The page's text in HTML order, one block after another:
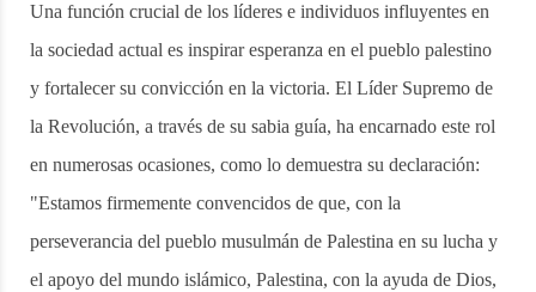
Una función crucial de los líderes e individuos influyentes en
la sociedad actual es inspirar esperanza en el pueblo palestino
y fortalecer su convicción en la victoria. El Líder Supremo de
la Revolución, a través de su sabia guía, ha encarnado este rol
en numerosas ocasiones, como lo demuestra su declaración:
"Estamos firmemente convencidos de que, con la
perseverancia del pueblo musulmán de Palestina en su lucha y
el apoyo del mundo islámico, Palestina, con la ayuda de Dios,